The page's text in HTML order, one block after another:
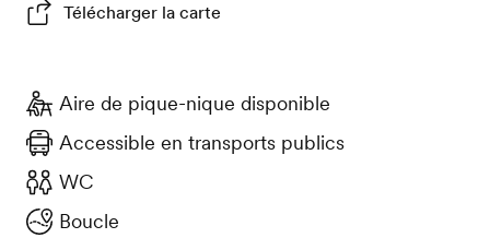
Télécharger la carte
Aire de pique-nique disponible
Accessible en transports publics
WC
Boucle